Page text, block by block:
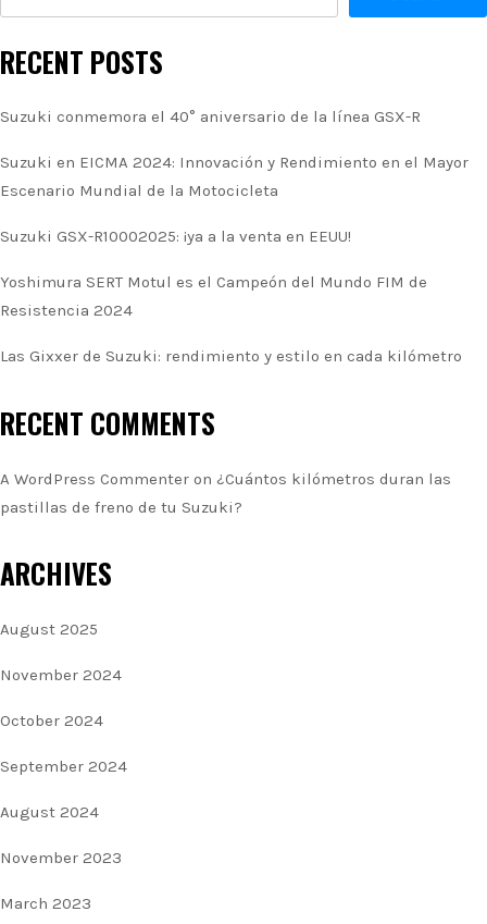
RECENT POSTS
Suzuki conmemora el 40° aniversario de la línea GSX-R
Suzuki en EICMA 2024: Innovación y Rendimiento en el Mayor
Escenario Mundial de la Motocicleta
Suzuki GSX-R10002025: ¡ya a la venta en EEUU!
Yoshimura SERT Motul es el Campeón del Mundo FIM de
Resistencia 2024
Las Gixxer de Suzuki: rendimiento y estilo en cada kilómetro
RECENT COMMENTS
A WordPress Commenter on ¿Cuántos kilómetros duran las
pastillas de freno de tu Suzuki?
ARCHIVES
August 2025
November 2024
October 2024
September 2024
August 2024
November 2023
March 2023